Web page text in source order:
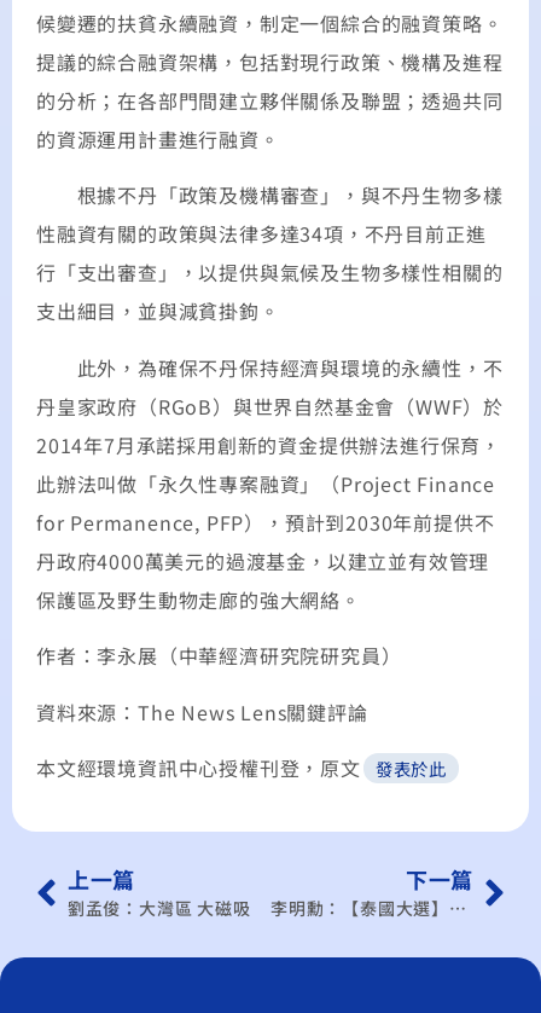
候變遷的扶貧永續融資，制定一個綜合的融資策略。
提議的綜合融資架構，包括對現行政策、機構及進程
的分析；在各部門間建立夥伴關係及聯盟；透過共同
的資源運用計畫進行融資。
根據不丹「政策及機構審查」，與不丹生物多樣
性融資有關的政策與法律多達34項，不丹目前正進
行「支出審查」，以提供與氣候及生物多樣性相關的
支出細目，並與減貧掛鉤。
此外，為確保不丹保持經濟與環境的永續性，不
丹皇家政府（RGoB）與世界自然基金會（WWF）於
2014年7月承諾採用創新的資金提供辦法進行保育，
此辦法叫做「永久性專案融資」（Project Finance
for Permanence, PFP），預計到2030年前提供不
丹政府4000萬美元的過渡基金，以建立並有效管理
保護區及野生動物走廊的強大網絡。
作者：李永展（中華經濟研究院研究員）
資料來源：The News Lens關鍵評論
本文經環境資訊中心授權刊登，原文
發表於此
上一篇
劉孟俊：大灣區 大磁吸
下一篇
李明勳：【泰國大選】泰國選前分析：126席與376席，這是一場起跑點不公平的選舉